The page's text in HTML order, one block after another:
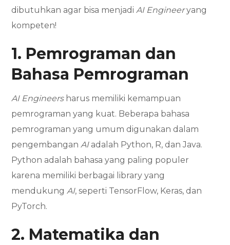
dibutuhkan agar bisa menjadiAI Engineeryang
kompeten!
1. Pemrograman dan
Bahasa Pemrograman
AI Engineersharus memiliki kemampuan
pemrograman yang kuat. Beberapa bahasa
pemrograman yang umum digunakan dalam
pengembanganAIadalah Python, R, dan Java.
Python adalah bahasa yang paling populer
karena memiliki berbagai library yang
mendukungAI, seperti TensorFlow, Keras, dan
PyTorch.
2. Matematika dan